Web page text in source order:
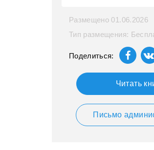
Размещено 01.06.2026
Тип размещения:
Поделиться:
Читать
Письмо